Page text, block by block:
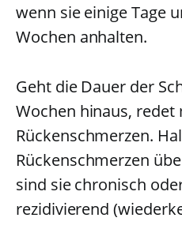
wenn sie einige Tage
Wochen anhalten.
Geht die Dauer der
Wochen hinaus,
Rückenschmerzen.
Rückenschmerzen
sind sie chronisch
rezidivierend